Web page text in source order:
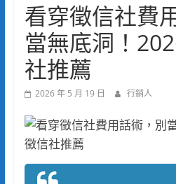
看穿徵信社費
當無底洞！
社推薦
2026 年 5 月 19 日 行銷人